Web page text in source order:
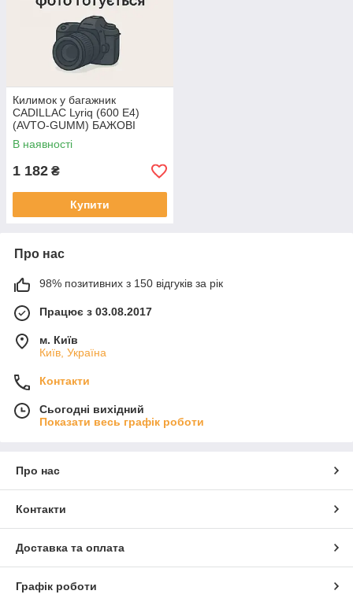
Килимок у багажник
CADILLAC Lyriq (600 E4)
(AVTO-GUMM) БАЖОВІ
В наявності
1 182 ₴
Купити
Про нас
98% позитивних з 150 відгуків за рік
Працює з 03.08.2017
м. Київ
Київ, Україна
Контакти
Сьогодні вихідний
Показати весь графік роботи
Про нас
Контакти
Доставка та оплата
Графік роботи